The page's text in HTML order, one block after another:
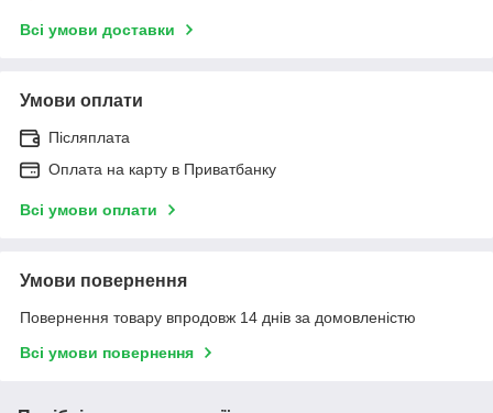
Всі умови доставки
Умови оплати
Післяплата
Оплата на карту в Приватбанку
Всі умови оплати
Умови повернення
Повернення товару впродовж 14 днів за домовленістю
Всі умови повернення